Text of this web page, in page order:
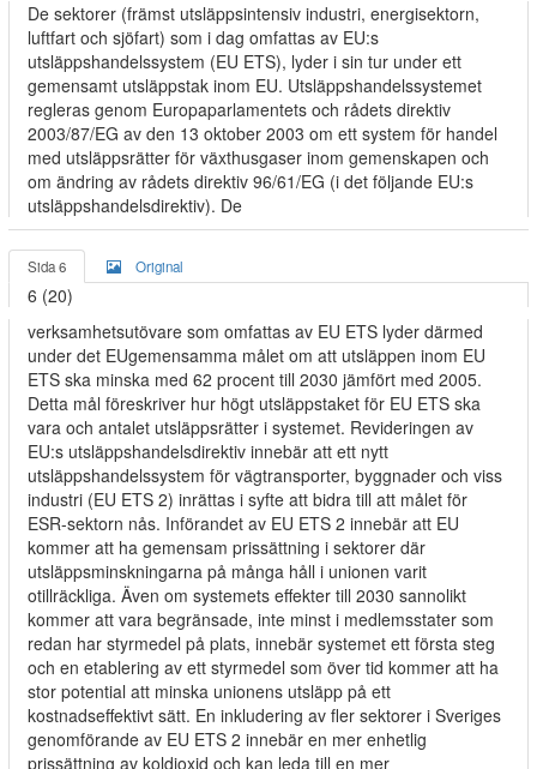
De sektorer (främst utsläppsintensiv industri, energisektorn,
luftfart och sjöfart) som i dag omfattas av EU:s
utsläppshandelssystem (EU ETS), lyder i sin tur under ett
gemensamt utsläppstak inom EU. Utsläppshandelssystemet
regleras genom Europaparlamentets och rådets direktiv
2003/87/EG av den 13 oktober 2003 om ett system för handel
med utsläppsrätter för växthusgaser inom gemenskapen och
om ändring av rådets direktiv 96/61/EG (i det följande EU:s
utsläppshandelsdirektiv). De
Sida 6 Original
6 (20)
verksamhetsutövare som omfattas av EU ETS lyder därmed
under det EUgemensamma målet om att utsläppen inom EU
ETS ska minska med 62 procent till 2030 jämfört med 2005.
Detta mål föreskriver hur högt utsläppstaket för EU ETS ska
vara och antalet utsläppsrätter i systemet. Revideringen av
EU:s utsläppshandelsdirektiv innebär att ett nytt
utsläppshandelssystem för vägtransporter, byggnader och viss
industri (EU ETS 2) inrättas i syfte att bidra till att målet för
ESR-sektorn nås. Införandet av EU ETS 2 innebär att EU
kommer att ha gemensam prissättning i sektorer där
utsläppsminskningarna på många håll i unionen varit
otillräckliga. Även om systemets effekter till 2030 sannolikt
kommer att vara begränsade, inte minst i medlemsstater som
redan har styrmedel på plats, innebär systemet ett första steg
och en etablering av ett styrmedel som över tid kommer att ha
stor potential att minska unionens utsläpp på ett
kostnadseffektivt sätt. En inkludering av fler sektorer i Sveriges
genomförande av EU ETS 2 innebär en mer enhetlig
prissättning av koldioxid och kan leda till en mer